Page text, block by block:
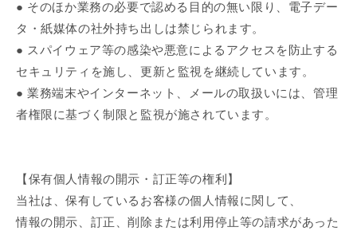
● そのほか業務の必要で認める目的の無い限り、電子デー
タ・紙媒体の社外持ち出しは禁じられます。
● スパイウェア等の感染や悪意によるアクセスを防止する
セキュリティを施し、更新と監視を継続しています。
● 業務端末やインターネット、メールの取扱いには、管理
者権限に基づく制限と監視が施されています。
【保有個人情報の開示・訂正等の権利】
当社は、保有しているお客様の個人情報に関して、
情報の開示、訂正、削除または利用停止等の請求があった